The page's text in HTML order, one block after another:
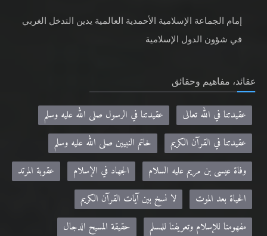
إمام الجماعة الإسلامية الأحمدية العالمية يدين التدخل الغربي
في شؤون الدول الإسلامية
عقائد، مفاهيم وحقائق
عقيدتنا في الله تعالى
عقيدتنا في الرسول صلى الله عليه وسلم
عقيدتنا في القرآن الكريم
خاتم النبيين صلى الله عليه وسلم
وفاة عيسى بن مريم عليه السلام
الجهاد في الإسلام
عقوبة المرتد
الحياة بعد الموت
لا نسخ بين آيات القرآن الكريم
مفهومنا للإسلام وتعريفنا للمسلم
حقيقة المسيح الدجال